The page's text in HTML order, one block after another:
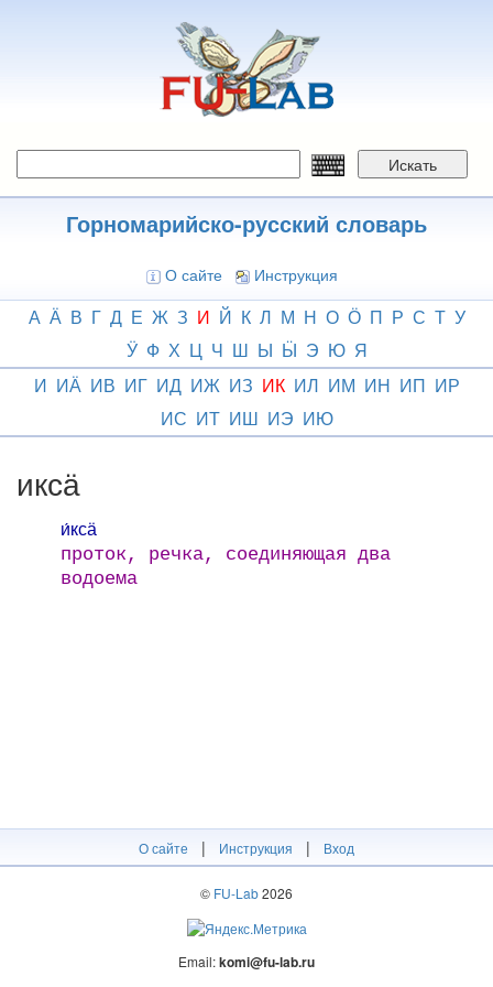
Искать
Горномарийско-русский словарь
О сайте Инструкция
А Ӓ В Г Д Е Ж З И Й К Л М Н О Ӧ П Р С Т У
Ӱ Ф Х Ц Ч Ш Ы Ӹ Э Ю Я
И ИӒ ИВ ИГ ИД ИЖ ИЗ ИК ИЛ ИМ ИН ИП ИР
ИС ИТ ИШ ИЭ ИЮ
иксӓ
и́ксӓ
проток, речка, соединяющая два
водоема
О сайте | Инструкция | Вход
© FU-Lab2026
Email:komi@fu-lab.ru